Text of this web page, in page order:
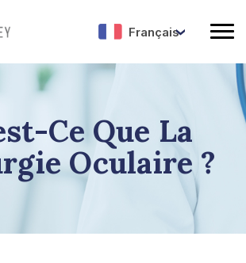
Français
Ce Que La
Oculaire ?